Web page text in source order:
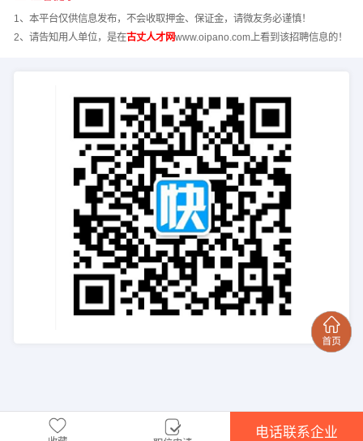
1、本平台仅供信息发布，不会收取押金、保证金，请微友务必谨慎！
2、请告知用人单位，是在古丈人才网www.oipano.com上看到该招聘信息的！
电话联系企业